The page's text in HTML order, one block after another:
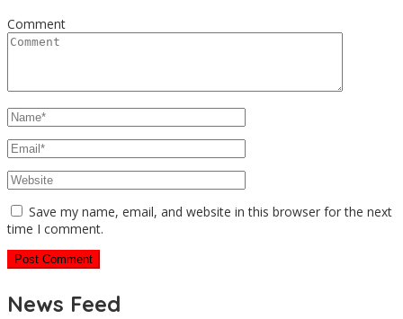
Comment
Save my name, email, and website in this browser for the next
time I comment.
News Feed